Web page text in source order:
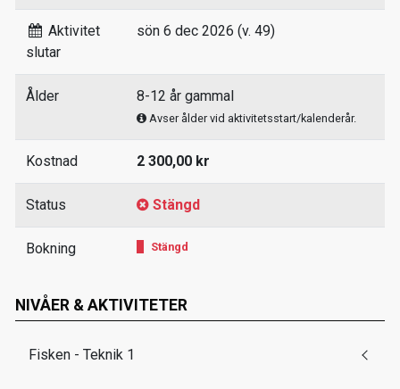
Aktivitet
slutar
sön 6 dec 2026 (v. 49)
Ålder 8-12 år gammal
Avser ålder vid aktivitetsstart/kalenderår.
Kostnad 2 300,00 kr
Status Stängd
Bokning Stängd
NIVÅER & AKTIVITETER
Fisken - Teknik 1